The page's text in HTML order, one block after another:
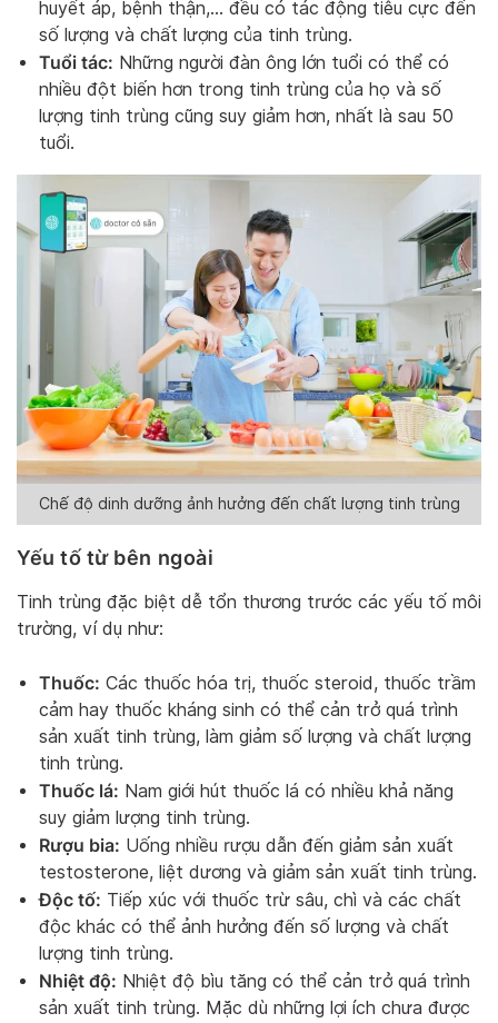
huyết áp, bệnh thận,… đều có tác động tiêu cực đến
số lượng và chất lượng của tinh trùng.
Tuổi tác: Những người đàn ông lớn tuổi có thể có
nhiều đột biến hơn trong tinh trùng của họ và số
lượng tinh trùng cũng suy giảm hơn, nhất là sau 50
tuổi.
Chế độ dinh dưỡng ảnh hưởng đến chất lượng tinh trùng
Yếu tố từ bên ngoài
Tinh trùng đặc biệt dễ tổn thương trước các yếu tố môi
trường, ví dụ như:
Thuốc: Các thuốc hóa trị, thuốc steroid, thuốc trầm
cảm hay thuốc kháng sinh có thể cản trở quá trình
sản xuất tinh trùng, làm giảm số lượng và chất lượng
tinh trùng.
Thuốc lá: Nam giới hút thuốc lá có nhiều khả năng
suy giảm lượng tinh trùng.
Rượu bia: Uống nhiều rượu dẫn đến giảm sản xuất
testosterone, liệt dương và giảm sản xuất tinh trùng.
Độc tố: Tiếp xúc với thuốc trừ sâu, chì và các chất
độc khác có thể ảnh hưởng đến số lượng và chất
lượng tinh trùng.
Nhiệt độ: Nhiệt độ bìu tăng có thể cản trở quá trình
sản xuất tinh trùng. Mặc dù những lợi ích chưa được